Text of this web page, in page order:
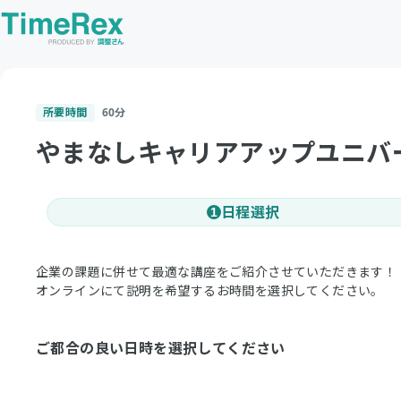
所要時間 60分
やまなしキャリアアップユニ
1 日程選択
企業の課題に併せて最適な講座をご紹介させていただきます！
オンラインにて説明を希望するお時間を選択してください。
ご都合の良い日時を選択してください